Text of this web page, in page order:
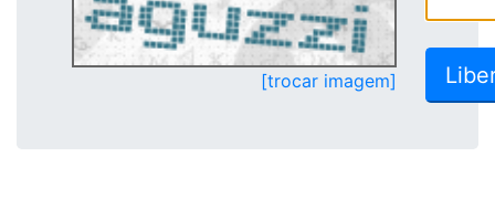
[trocar imagem]